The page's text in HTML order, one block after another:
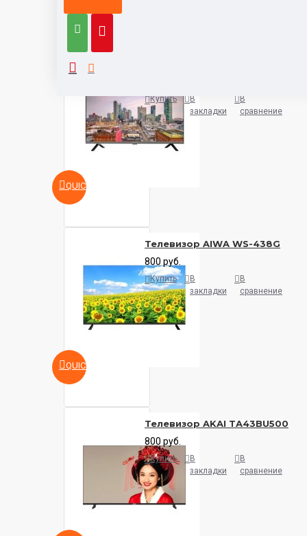
категории
QUICKVIEW
Купить
В
закладки
В
сравнение
QUICKVIEW
Телевизор AIWA WS-438G
800 руб.
Купить
В
закладки
В
сравнение
Телевизор AKAI TA43BU500
800 руб.
Купить
В
закладки
В
сравнение